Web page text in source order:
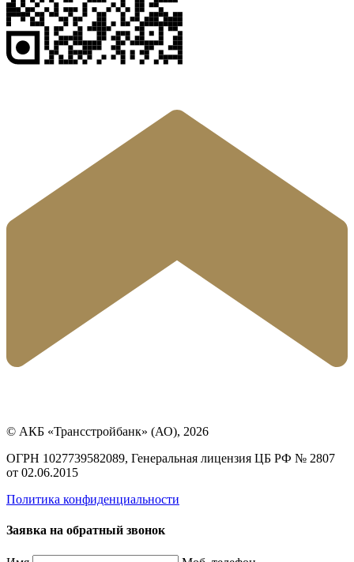
© АКБ «Трансстройбанк» (АО), 2026
ОГРН 1027739582089, Генеральная лицензия ЦБ РФ № 2807
от 02.06.2015
Политика конфиденциальности
Заявка на обратный звонок